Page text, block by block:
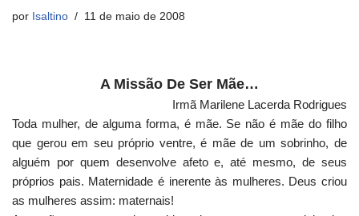
por Isaltino 11 de maio de 2008
A Missão De Ser Mãe…
Irmã Marilene Lacerda Rodrigues
Toda mulher, de alguma forma, é mãe. Se não é mãe do filho
que gerou em seu próprio ventre, é mãe de um sobrinho, de
alguém por quem desenvolve afeto e, até mesmo, de seus
próprios pais. Maternidade é inerente às mulheres. Deus criou
as mulheres assim: maternais!